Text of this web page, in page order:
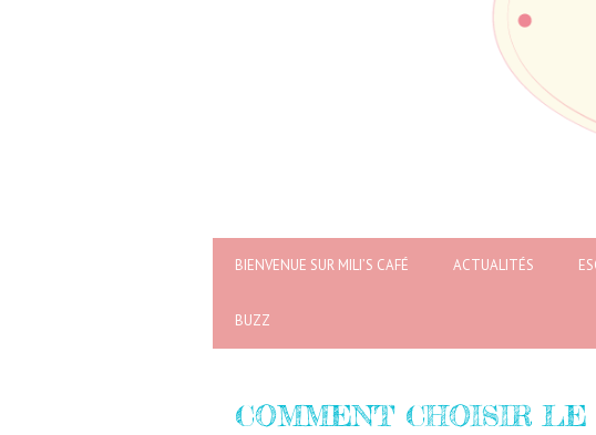
BIENVENUE SUR MILI’S CAFÉ ACTUALITÉS
BUZZ
COMMENT CHOISIR LE